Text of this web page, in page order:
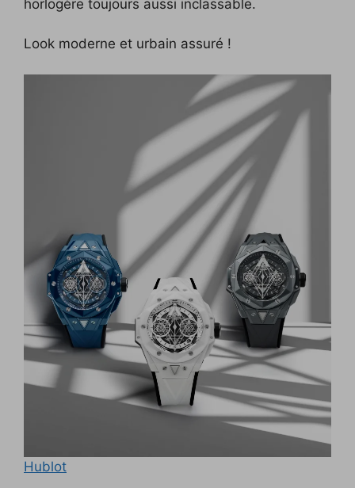
horlogère toujours aussi inclassable.
Look moderne et urbain assuré !
Hublot